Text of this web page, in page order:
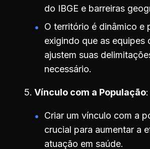
do IBGE e barreiras
O território é dinâmico e
exigindo que as equipes
ajustem suas
necessário.
Vínculo com a População
Criar um vínculo com a
crucial para aumentar a
atuação em saúde.